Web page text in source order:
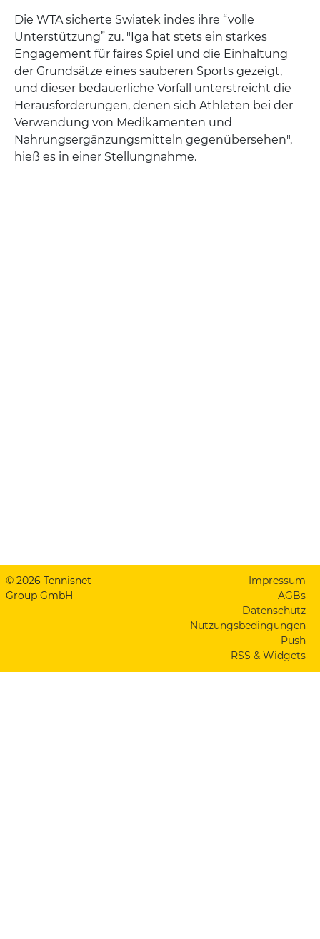
Die WTA sicherte Swiatek indes ihre “volle
Unterstützung” zu. "Iga hat stets ein starkes
Engagement für faires Spiel und die Einhaltung
der Grundsätze eines sauberen Sports gezeigt,
und dieser bedauerliche Vorfall unterstreicht die
Herausforderungen, denen sich Athleten bei der
Verwendung von Medikamenten und
Nahrungsergänzungsmitteln gegenübersehen",
hieß es in einer Stellungnahme.
© 2026 Tennisnet
Group GmbH
Impressum
AGBs
Datenschutz
Nutzungsbedingungen
Push
RSS & Widgets